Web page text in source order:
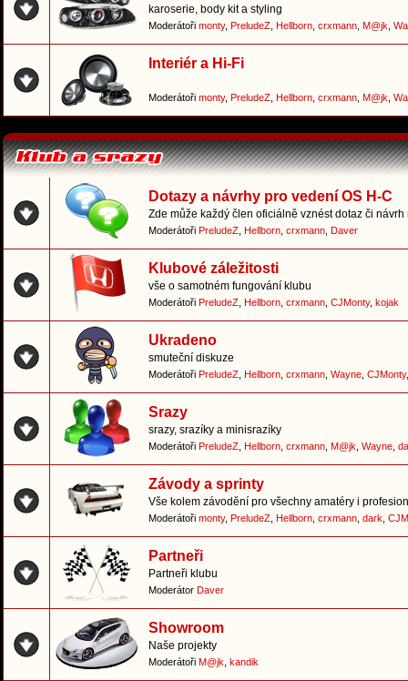
karoserie, body kit a styling
Moderátoři monty, PreludeZ Hellborn crxmann M@jk
Interiér a Hi-Fi
Moderátoři monty, PreludeZ Hellborn crxmann M@jk
Dotazy a návrhy pro vedení OS H-C
Zde může každý člen oficiálně vznést dotaz či
Moderátoři PreludeZ Hellborn crxmann Daver
Klubové záležitosti
vše o samotném fungování klubu
Moderátoři PreludeZ Hellborn crxmann CJMonty, kojak
Ukradeno
smuteční diskuze
Moderátoři PreludeZ Hellborn crxmann Wayne CJMonty
Srazy
srazy, srazíky a minisrazíky
Moderátoři PreludeZ Hellborn crxmann M@jk Wayne
Závody a sprinty
Vše kolem závodění pro všechny amatéry i
Moderátoři monty, PreludeZ Hellborn crxmann dark
Partneři
Partneři klubu
Moderátor Daver
Showroom
Naše projekty
Moderátoři M@jk kandik